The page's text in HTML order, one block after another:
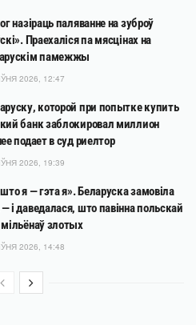
назіраць паляванне на зуброў
Праехаліся па мясцінах на
памежжы
2026, 12:47
которой при попытке купить
банк заблокировал миллион
подает в суд риелтор
2026, 19:39
я — гэта я». Беларуска замовіла
даведалася, што павінна польскай
злотых
2026, 14:48